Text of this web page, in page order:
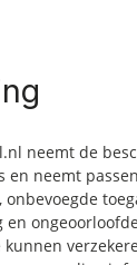
neemt de
en neemt
en
kunnen